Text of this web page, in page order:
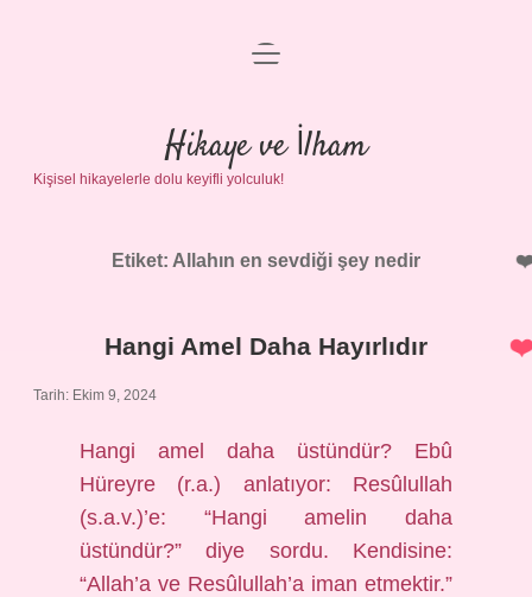
Anasayfa
Gizlilik Politikası
Yasal Uyarı
menüyü
Hikaye ve İlham
Kişisel hikayelerle dolu keyifli yolculuk!
Etiket: Allahın en sevdiği şey nedir
Hangi Amel Daha Hayırlıdır
Tarih: Ekim 9, 2024
Hangi amel daha üstündür? Ebû
Hüreyre (r.a.) anlatıyor: Resûlullah
(s.a.v.)’e: “Hangi amelin daha
üstündür?” diye sordu. Kendisine:
“Allah’a ve Resûlullah’a iman etmektir.”